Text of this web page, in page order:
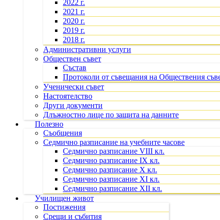
2022 г.
2021 г.
2020 г.
2019 г.
2018 г.
Административни услуги
Обществен съвет
Състав
Протоколи от съвещания на Обществения
Ученически съвет
Настоятелство
Други документи
Длъжностно лице по защита на данните
Полезно
Съобщения
Седмично разписание на учебните часове
Седмично разписание VIII кл.
Седмично разписание IX кл.
Седмично разписание X кл.
Седмично разписание XI кл.
Седмично разписание XII кл.
Училищен живот
Постижения
Срещи и събития